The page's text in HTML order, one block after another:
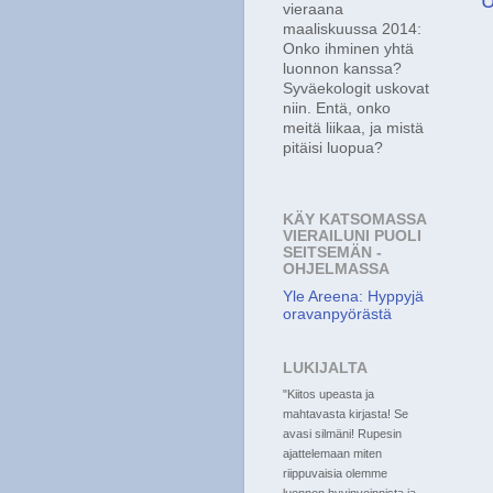
vieraana
maaliskuussa 2014:
Onko ihminen yhtä
luonnon kanssa?
Syväekologit uskovat
niin. Entä, onko
meitä liikaa, ja mistä
pitäisi luopua?
KÄY KATSOMASSA
VIERAILUNI PUOLI
SEITSEMÄN -
OHJELMASSA
Yle Areena: Hyppyjä
oravanpyörästä
LUKIJALTA
"Kiitos upeasta ja
mahtavasta kirjasta! Se
avasi silmäni! Rupesin
ajattelemaan miten
riippuvaisia olemme